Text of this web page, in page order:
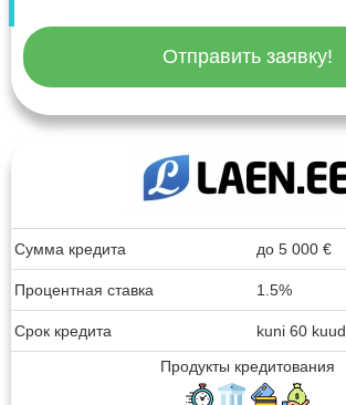
Отправить заявку!
Сумма кредита до 5 000 €
Процентная ставка 1.5%
Срок кредита
kuni 60 kuud
Продукты кредитования